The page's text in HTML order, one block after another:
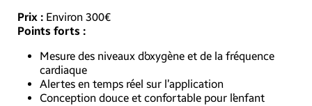
Prix : Environ 300€
Points forts :
Mesure des niveaux d’oxygène et de la fréquence
cardiaque
Alertes en temps réel sur l’application
Conception douce et confortable pour l’enfant